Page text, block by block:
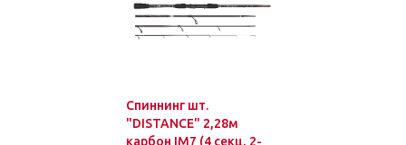
Спиннинг шт.
"DISTANCE" 2,28м
карбон IM7 (4 секц, 2-